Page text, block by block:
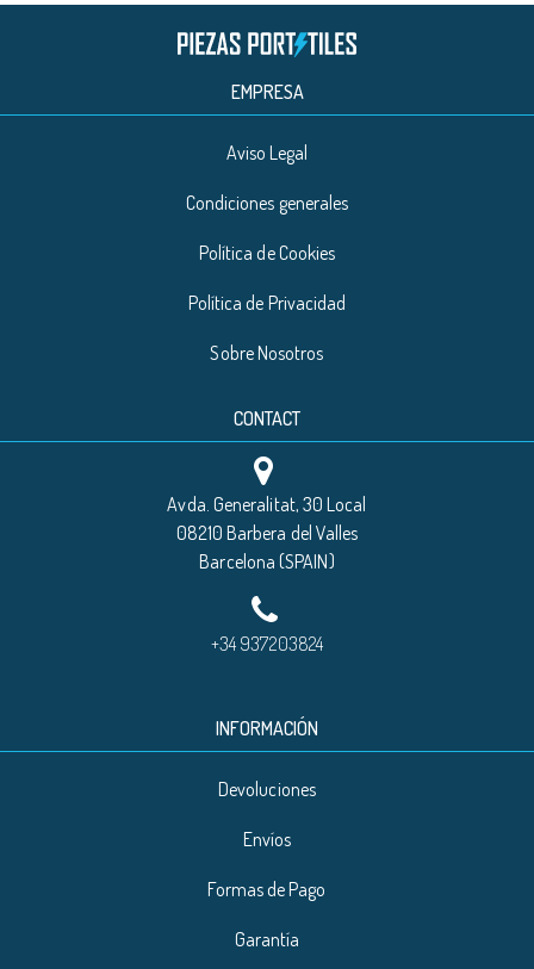
EMPRESA
Aviso Legal
Condiciones generales
Política de Cookies
Política de Privacidad
Sobre Nosotros
CONTACT
Avda. Generalitat, 30 Local
08210 Barbera del Valles
Barcelona (SPAIN)
+34 937203824
INFORMACIÓN
Devoluciones
Envíos
Formas de Pago
Garantía